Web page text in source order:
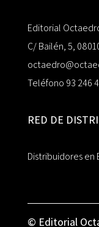
Editorial
C/ Bailén, 5,
Teléfono 93 246
RED DE
Distribuidores en
© Editorial